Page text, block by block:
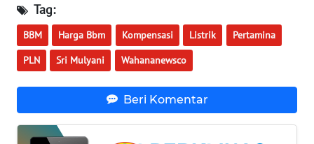
Tag:
BBM Harga Bbm Kompensasi Listrik Pertamina
PLN Sri Mulyani Wahananewsco
Beri Komentar
WN
BENGKULU
WN
WN